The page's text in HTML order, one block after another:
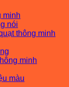
minh
nói
thông minh
minh
màu